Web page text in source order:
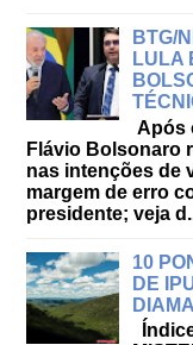
BTG/
LULA
Após
Flávio Bolsonaro
nas intenções de
margem de erro
presidente; veja
10
DE